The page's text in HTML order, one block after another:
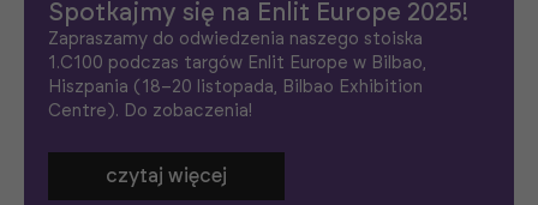
Spotkajmy się na Enlit Europe 2025!
Zapraszamy do odwiedzenia naszego stoiska
1.C100 podczas targów Enlit Europe w Bilbao,
Hiszpania (18–20 listopada, Bilbao Exhibition
Centre). Do zobaczenia!
czytaj więcej